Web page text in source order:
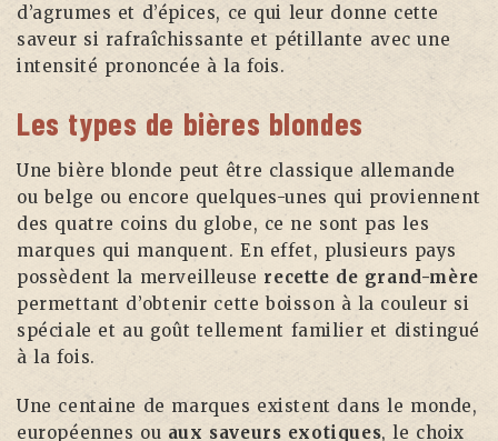
d’agrumes et d’épices, ce qui leur donne cette
saveur si rafraîchissante et pétillante avec une
intensité prononcée à la fois.
Les types de bières blondes
Une bière blonde peut être classique allemande
ou belge ou encore quelques-unes qui proviennent
des quatre coins du globe, ce ne sont pas les
marques qui manquent. En effet, plusieurs pays
possèdent la merveilleuse recette de grand-mère
permettant d’obtenir cette boisson à la couleur si
spéciale et au goût tellement familier et distingué
à la fois.
Une centaine de marques existent dans le monde,
européennes ou aux saveurs exotiques, le choix